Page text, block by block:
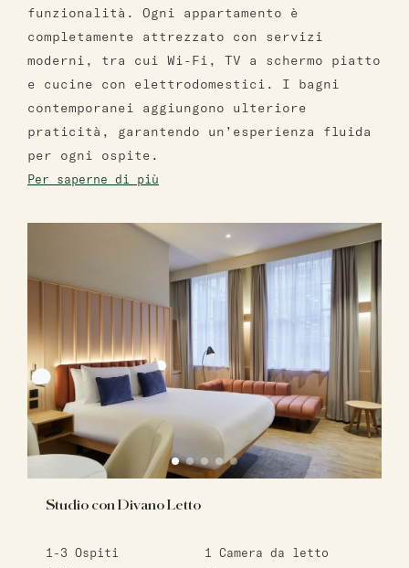
funzionalità. Ogni appartamento è
completamente attrezzato con servizi
moderni, tra cui Wi-Fi, TV a schermo piatto
e cucine con elettrodomestici. I bagni
contemporanei aggiungono ulteriore
praticità, garantendo un’esperienza fluida
per ogni ospite.
Per saperne di più
Studio con Divano Letto
1-3 Ospiti 1
Camera da letto